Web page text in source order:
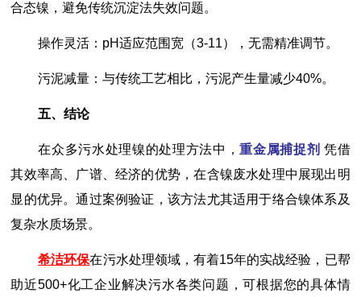
合态镍，避免传统沉淀法失效问题。
操作灵活：pH适应范围宽（3-11），无需精准调节。
污泥减量：与传统工艺相比，污泥产生量减少40%。
五、结论
在众多污水处理镍的处理方法中，重金属捕捉剂 凭借
其效率高、广谱、经济的优势，在含镍废水处理中展现出明
显的优异。通过案例验证，该方法尤其适用于络合镍体系及
复杂水质场景。
希洁环保在污水处理领域，有着15年的实战经验，已帮
助近500+化工企业解决污水各类问题，可根据您的具体情